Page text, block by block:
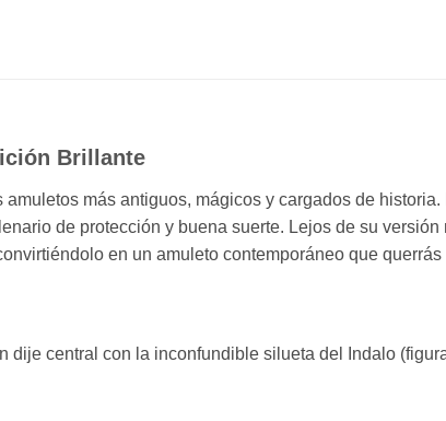
Brillante
más antiguos, mágicos y cargados de
de protección y buena suerte. Lejos de su
en un amuleto contemporáneo que querrás
dije central con la inconfundible silueta del Indalo